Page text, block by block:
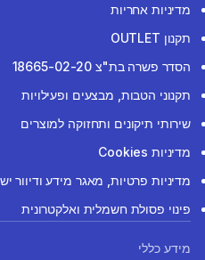
מדיניות אחריות
תקנון OUTLET
הסדר פשרה בת"צ 18665-02-20
תקנוני הטבות, מבצעים ופעילויות
שירותי תיקונים ותחזוקה למוצרים
מדיניות Cookies
מדיניות פרטיות, מאגר מידע ודיוור
פינוי פסולת חשמלית ואלקטרונית
מידע כללי